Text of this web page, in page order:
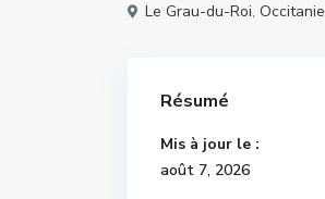
Le Grau-du-Roi, Occitanie
Résumé
Mis à jour le :
août 7, 2026